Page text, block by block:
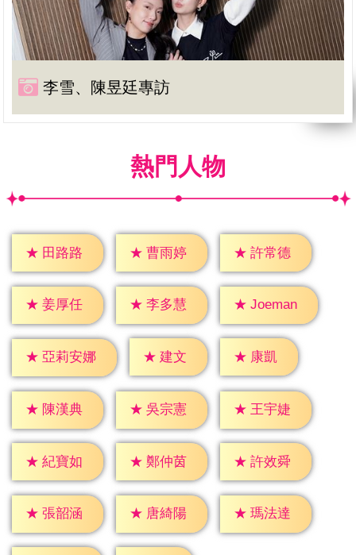
李雪、陳昱廷專訪
熱門人物
★ 田路路 ★ 曹雨婷 ★ 許常德
★ 姜厚任 ★ 李多慧 ★ Joeman
★ 亞莉安娜 ★ 建文 ★ 康凱
★ 陳漢典 ★ 吳宗憲 ★ 王宇婕
★ 紀寶如 ★ 鄭仲茵 ★ 許效舜
★ 張韶涵 ★ 唐綺陽 ★ 瑪法達